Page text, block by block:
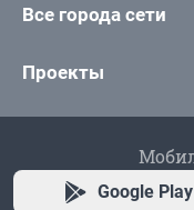
Все города сети
Проекты
Google Play